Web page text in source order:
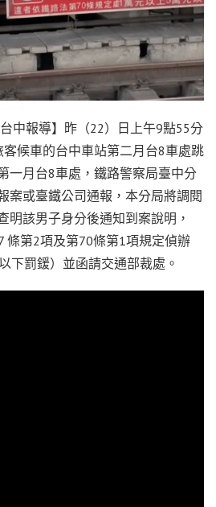
中報導】昨（22）日上午9點55分
候車的台中車站第二月台8車處跳
一月台8車處，鐵路警察局臺中分
案或臺鐵公司通報，本分局將調閱
明該男子身分後通知到案說明，
條第2項及第70條第1項規定偵辦
下罰鍰）並函請交通部裁處。